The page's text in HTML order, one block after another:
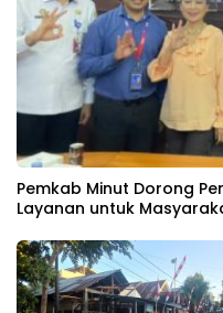
Pemkab Minut Dorong
Layanan untuk